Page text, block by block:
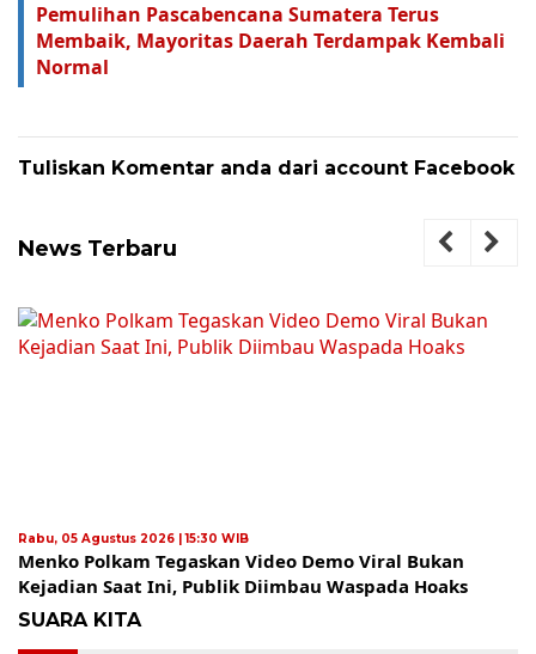
Pemulihan Pascabencana Sumatera Terus
Membaik, Mayoritas Daerah Terdampak Kembali
Normal
Tuliskan Komentar anda dari account Facebook
News Terbaru
Rabu, 05 Agustus 2026 | 15:30 WIB
Menko Polkam Tegaskan Video Demo Viral Bukan
Kejadian Saat Ini, Publik Diimbau Waspada Hoaks
SUARA KITA